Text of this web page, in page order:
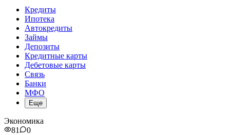
Кредиты
Ипотека
Автокредиты
Займы
Депозиты
Кредитные карты
Дебетовые карты
Связь
Банки
МФО
Еще
Экономика
81
0